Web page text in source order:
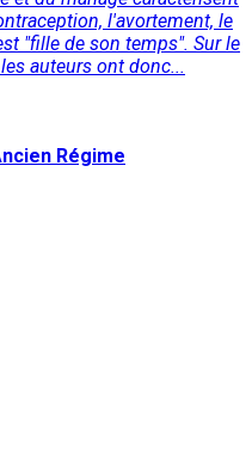
l'avortement, le
"fille de son temps". Sur le
auteurs ont donc...
Régime